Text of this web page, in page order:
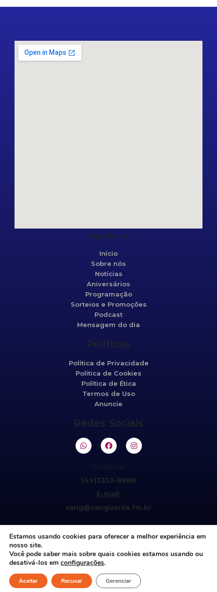
Mapa do site
Início
Sobre nós
Notícias
Aniversários
Programação
Sorteios e Promoções
Podcast
Mensagem do dia
Políticas
Política de Privacidade
Política de Cookies
Política de Ética
Termos de Uso
Anuncie
Redes Sociais
Contatos:
(49)3353-8888
E-mail:
vang@vanguarda.fm.br
©2021 Vanguarda 95,5fm. Todos os direitos reservados.
Estamos usando cookies para oferecer a melhor experiência em
nosso site.
Você pode saber mais sobre quais cookies estamos usando ou
desativá-los em configurações.
Aceitar Recusar Gerenciar